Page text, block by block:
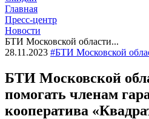
Главная
Пресс-центр
Новости
БТИ Московской области...
28.11.2023 #БТИ Московской
БТИ Московской
помогать членам
кооператива